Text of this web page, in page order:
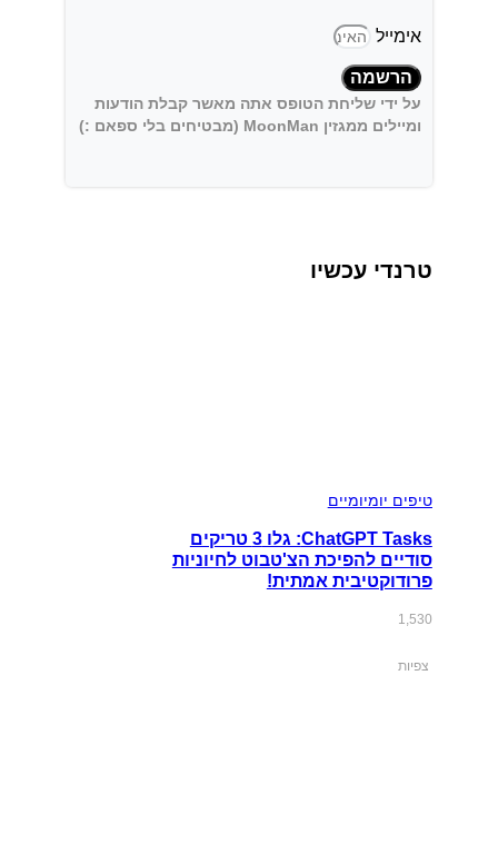
אימייל
הרשמה
על ידי שליחת הטופס אתה מאשר קבלת הודעות
ומיילים ממגזין MoonMan (מבטיחים בלי ספאם :)
טרנדי עכשיו
טיפים יומיומיים
ChatGPT Tasks: גלו 3 טריקים
סודיים להפיכת הצ'טבוט לחיוניות
פרודוקטיבית אמתית!
1,530
צפיות